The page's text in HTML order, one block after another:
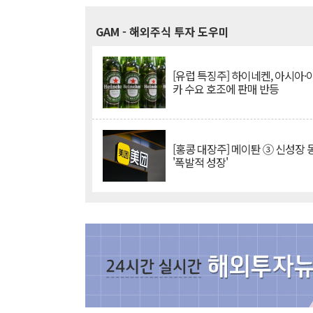
GAM - 해외주식 투자 도우미
[유럽 특징주] 하이네켄, 아시아·
카 수요 호조에 판매 반등
[홍콩 대장주] 메이퇀 ③ 신성장
'폭발적 성장'